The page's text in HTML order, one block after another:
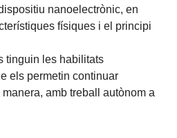
nanoelectrònic, en
físiques i el principi
tinguin les habilitats
els permetin continuar
amb treball autònom a